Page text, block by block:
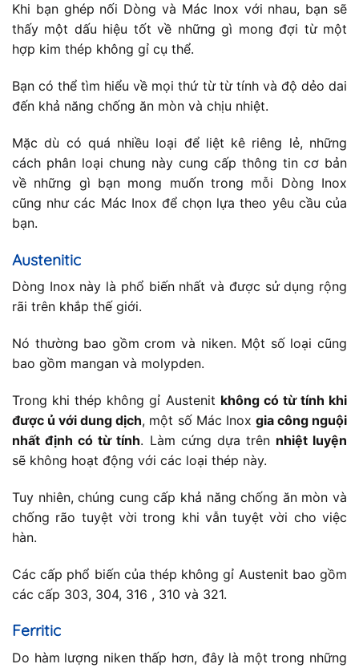
Khi bạn ghép nối Dòng và Mác Inox với nhau, bạn sẽ
thấy một dấu hiệu tốt về những gì mong đợi từ một
hợp kim thép không gỉ cụ thể.
Bạn có thể tìm hiểu về mọi thứ từ từ tính và độ dẻo dai
đến khả năng chống ăn mòn và chịu nhiệt.
Mặc dù có quá nhiều loại để liệt kê riêng lẻ, những
cách phân loại chung này cung cấp thông tin cơ bản
về những gì bạn mong muốn trong mỗi Dòng Inox
cũng như các Mác Inox để chọn lựa theo yêu cầu của
bạn.
Austenitic
Dòng Inox này là phổ biến nhất và được sử dụng rộng
rãi trên khắp thế giới.
Nó thường bao gồm crom và niken. Một số loại cũng
bao gồm mangan và molypden.
Trong khi thép không gỉ Austenit không có từ tính khi
được ủ với dung dịch, một số Mác Inox gia công nguội
nhất định có từ tính. Làm cứng dựa trên nhiệt luyện
sẽ không hoạt động với các loại thép này.
Tuy nhiên, chúng cung cấp khả năng chống ăn mòn và
chống rão tuyệt vời trong khi vẫn tuyệt vời cho việc
hàn.
Các cấp phổ biến của thép không gỉ Austenit bao gồm
các cấp 303, 304, 316 , 310 và 321.
Ferritic
Do hàm lượng niken thấp hơn, đây là một trong những